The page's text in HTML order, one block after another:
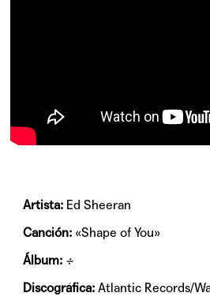
Artista: Ed Sheeran
Canción: «Shape of You»
Álbum: ÷
Discográfica: Atlantic Records/